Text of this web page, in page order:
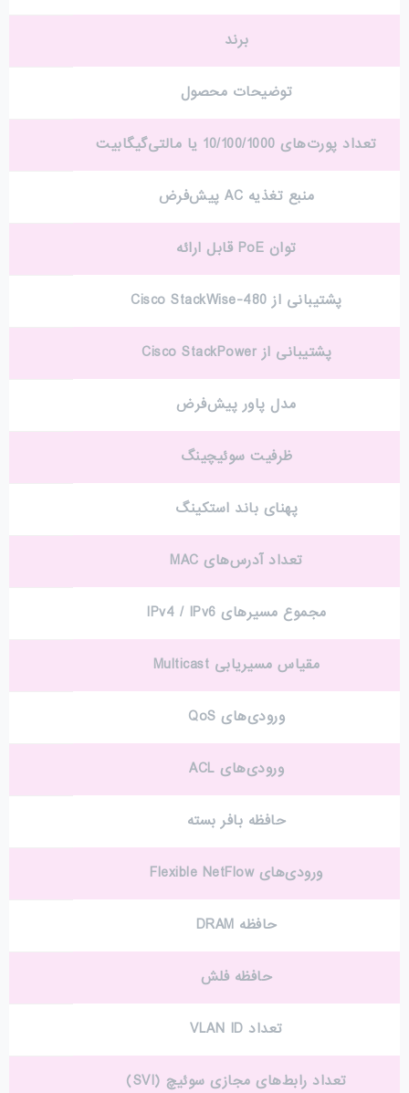
برند
توضیحات محصول
تعداد پورت‌های 10/100/1000 یا مالتی‌گیگابیت
منبع تغذیه AC پیش‌فرض
توان PoE قابل ارائه
پشتیبانی از Cisco StackWise-480
پشتیبانی از Cisco StackPower
مدل پاور پیش‌فرض
ظرفیت سوئیچینگ
پهنای باند استکینگ
تعداد آدرس‌های MAC
مجموع مسیرهای IPv4 / IPv6
مقیاس مسیریابی Multicast
ورودی‌های QoS
ورودی‌های ACL
حافظه بافر بسته
ورودی‌های Flexible NetFlow
حافظه DRAM
حافظه فلش
تعداد VLAN ID
تعداد رابط‌های مجازی سوئیچ (SVI)